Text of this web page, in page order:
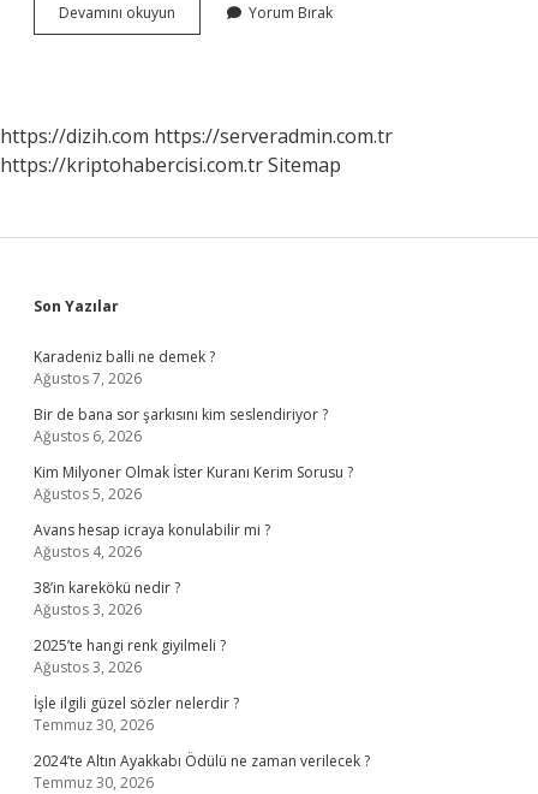
Devamını okuyun Makarna
Karbonhidrat
Yorum Bırak
https://dizih.com https://serveradmin.com.tr
https://kriptohabercisi.com.trSitemap
Sidebar
Son Yazılar
Karadeniz balli ne demek ?
Ağustos 7, 2026
Bir de bana sor şarkısını kim seslendiriyor ?
Ağustos 6, 2026
Kim Milyoner Olmak İster Kuranı Kerim Sorusu ?
Ağustos 5, 2026
Avans hesap icraya konulabilir mi ?
Ağustos 4, 2026
38’in karekökü nedir ?
Ağustos 3, 2026
2025’te hangi renk giyilmeli ?
Ağustos 3, 2026
İşle ilgili güzel sözler nelerdir ?
Temmuz 30, 2026
2024’te Altın Ayakkabı Ödülü ne zaman verilecek ?
Temmuz 30, 2026